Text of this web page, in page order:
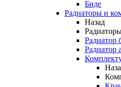
Биде
Радиаторы и
Назад
Радиатор
Радиатор